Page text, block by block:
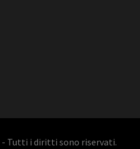
- Tutti i diritti sono riservati.